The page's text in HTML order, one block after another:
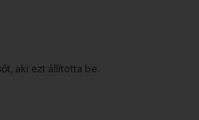
aki ezt állította be.